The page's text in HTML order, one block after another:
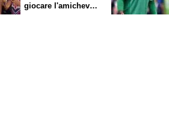
giocare l'amichevole